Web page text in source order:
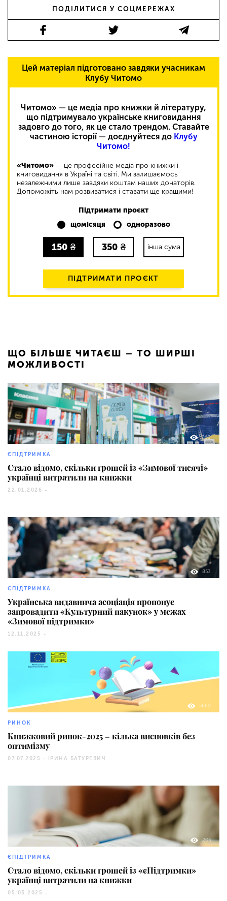
ПОДІЛИТИСЯ У СОЦМЕРЕЖАХ
Цей матеріал підготовано завдяки учасникам
Клубу Читомо
Читомо» — це медіа про книжки й літературу,
що підтримувало українське книговидання
задовго до того, як це стало трендом. Ставайте
частиною історії — доєднуйтеся до Клубу
Читомо!
«Читомо» — це професійне медіа про книжки і
книговидання в Україні та світі. Ми залишаємось
незалежними лише завдяки коштам наших донаторів.
Допоможіть нам розвиватися і ставати ще кращими!
Підтримати проєкт
щомісяця
одноразово
150 ₴ 350 ₴ інша сума
ПІДТРИМАТИ ПРОЄКТ
ЩО БІЛЬШЕ ЧИТАЄШ – ТО ШИРШІ
МОЖЛИВОСТІ
269
ЄПІДТРИМКА
Стало відомо, скільки грошей із «Зимової тисячі»
українці витратили на книжки
22.01.2026 -
853
ЄПІДТРИМКА
Українська видавнича асоціація пропонує
запровадити «Культурний пакунок» у межах
«Зимової підтримки»
12.11.2025 -
5660
РИНОК
Книжковий ринок-2025 – кілька висновків без
оптимізму
07.07.2025 - ІРИНА БАТУРЕВИЧ
205
ЄПІДТРИМКА
Стало відомо, скільки грошей із «єПідтримки»
українці витратили на книжки
05.03.2025 -